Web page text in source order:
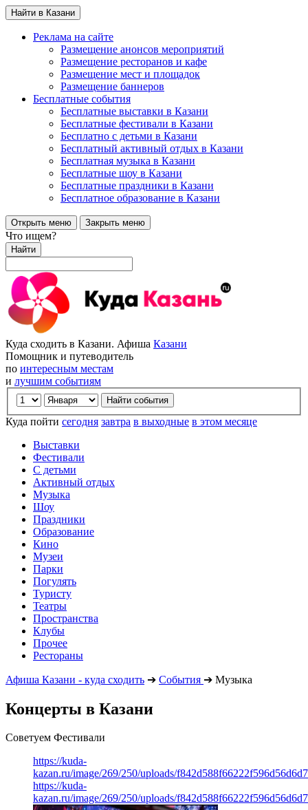
Найти в Казани
Реклама на сайте
Размещение анонсов мероприятий
Размещение ресторанов и кафе
Размещение мест и площадок
Размещение баннеров
Бесплатные события
Бесплатные выставки в Казани
Бесплатные фестивали в Казани
Бесплатно с детьми в Казани
Бесплатный активный отдых в Казани
Бесплатная музыка в Казани
Бесплатные шоу в Казани
Бесплатные праздники в Казани
Бесплатное образование в Казани
Открыть меню Закрыть меню
Что ищем?
Найти
Куда сходить в Казани. Афиша Казани
Помощник и путеводитель
по интересным местам
и лучшим событиям
Куда пойти сегодня завтра в выходные в этом месяце
Выставки
Фестивали
С детьми
Активный отдых
Музыка
Шоу
Праздники
Образование
Кино
Музеи
Парки
Погулять
Туристу
Театры
Пространства
Клубы
Прочее
Рестораны
Афиша Казани - куда сходить ➔ События ➔ Музыка
Концерты в Казани
Советуем Фестивали
https://kuda-
kazan.ru/image/269/250/uploads/
https://kuda-
kazan.ru/image/269/250/uploads/